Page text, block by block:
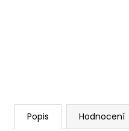
Popis Hodnocení